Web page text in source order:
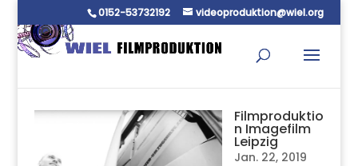
0152-53732192 videoproduktion@wiel.org
Filmproduktio
n Imagefilm
Leipzig
Jan. 22, 2019